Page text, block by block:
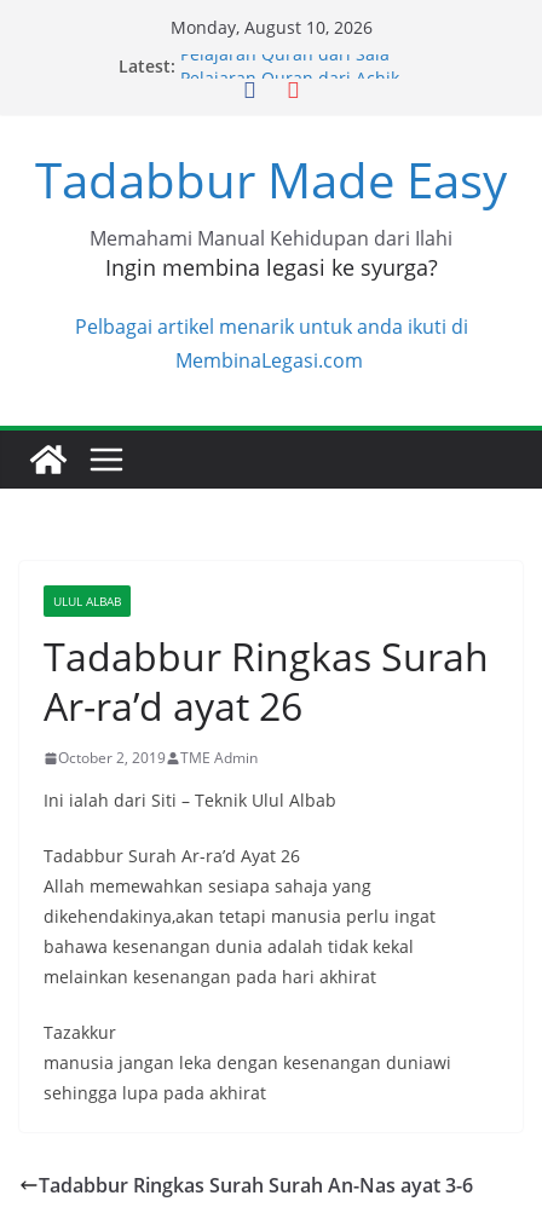
Monday, August 10, 2026
Latest: Pelajaran Quran dari Sala
Pelajaran Quran dari Achik
Pelajaran Quran dari Niza
Tadabbur Made Easy
Memahami Manual Kehidupan dari Ilahi
Ingin membina legasi ke syurga?
Pelbagai artikel menarik untuk anda ikuti di
MembinaLegasi.com
ULUL ALBAB
Tadabbur Ringkas Surah
Ar-ra’d ayat 26
October 2, 2019 TME Admin
Ini ialah dari Siti – Teknik Ulul Albab
Tadabbur Surah Ar-ra’d Ayat 26
Allah memewahkan sesiapa sahaja yang
dikehendakinya,akan tetapi manusia perlu ingat
bahawa kesenangan dunia adalah tidak kekal
melainkan kesenangan pada hari akhirat
Tazakkur
manusia jangan leka dengan kesenangan duniawi
sehingga lupa pada akhirat
Tadabbur Ringkas Surah Surah An-Nas ayat 3-6